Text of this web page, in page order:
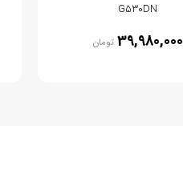
G530DN
39,980,000 تومان